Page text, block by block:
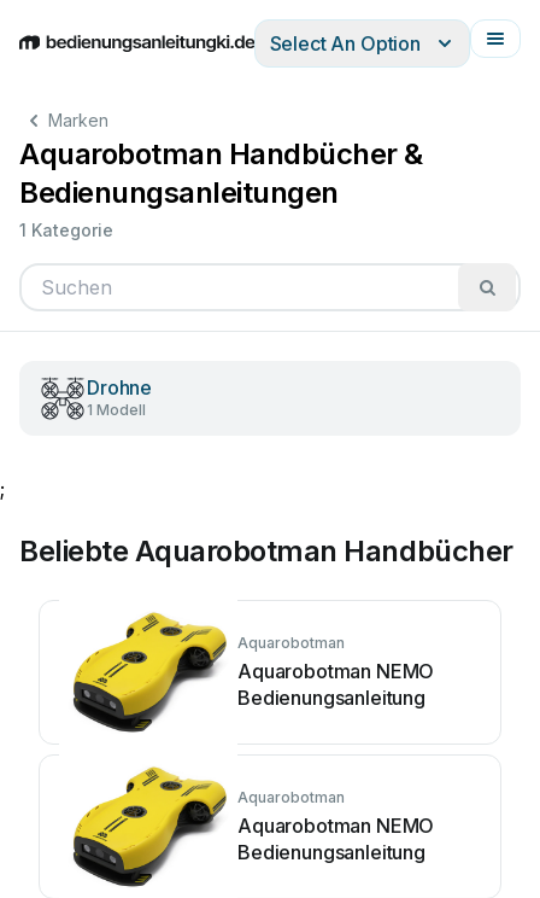
EnglishDeutschEspañolItalianoFrançais
Select An Option
Marken
Aquarobotman Handbücher &
Bedienungsanleitungen
1 Kategorie
Drohne
1 Modell
;
Beliebte Aquarobotman Handbücher
Aquarobotman
Aquarobotman NEMO
Bedienungsanleitung
Aquarobotman
Aquarobotman NEMO
Bedienungsanleitung